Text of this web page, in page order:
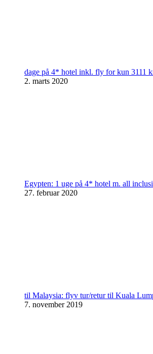
dage på 4* hotel inkl. fly for kun 3111
2. marts 2020
Egypten: 1 uge på 4* hotel m. all
27. februar 2020
til Malaysia: flyv tur/retur til Kuala
7. november 2019